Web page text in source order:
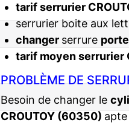
tarif serrurier
serrurier boite aux
changer serrure
tarif moyen serrurier
PROBLÈME DE
Besoin de changer le
CROUTOY (60350)